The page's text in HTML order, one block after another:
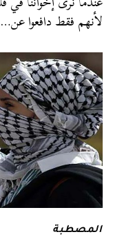
لأنهم فقط دافعوا عن…
المصطبة